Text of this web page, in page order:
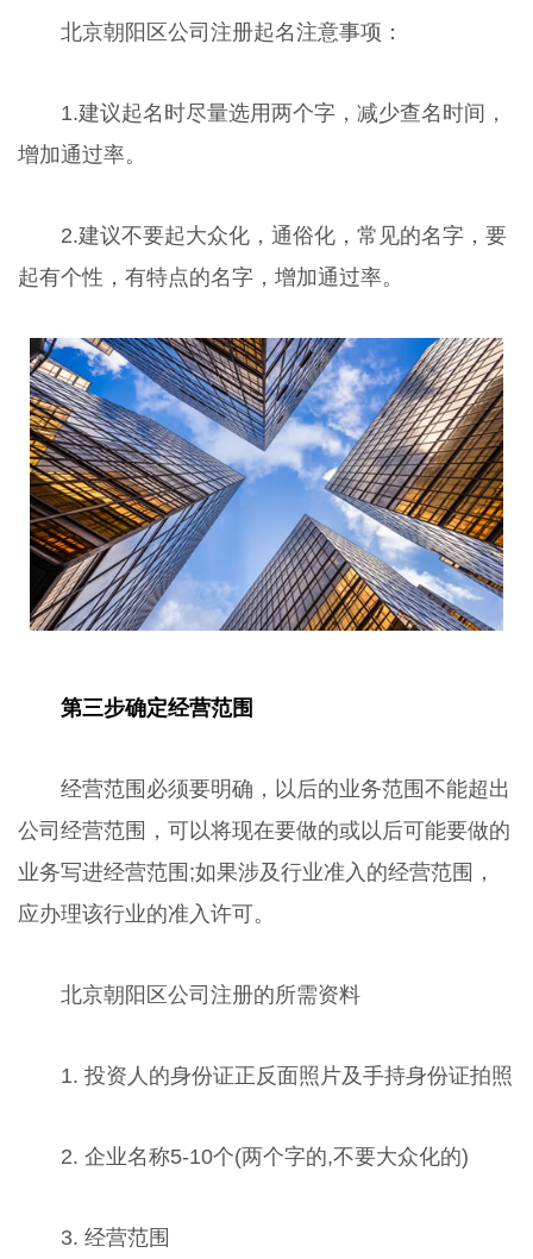
北京朝阳区公司注册起名注意事项：
1.建议起名时尽量选用两个字，减少查名时间，
增加通过率。
2.建议不要起大众化，通俗化，常见的名字，要
起有个性，有特点的名字，增加通过率。
第三步确定经营范围
经营范围必须要明确，以后的业务范围不能超出
公司经营范围，可以将现在要做的或以后可能要做的
业务写进经营范围;如果涉及行业准入的经营范围，
应办理该行业的准入许可。
北京朝阳区公司注册的所需资料
1. 投资人的身份证正反面照片及手持身份证拍照
2. 企业名称5-10个(两个字的,不要大众化的)
3. 经营范围